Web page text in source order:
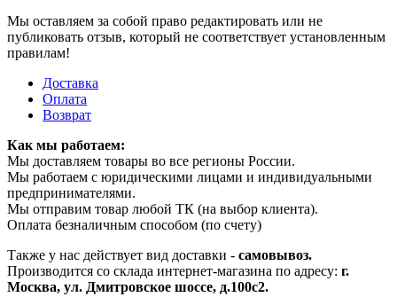
Мы оставляем за собой право редактировать или не
публиковать отзыв, который не соответствует установленным
правилам!
Доставка
Оплата
Возврат
Как мы работаем:
Мы доставляем товары во все регионы России.
Мы работаем с юридическими лицами и индивидуальными
предпринимателями.
Мы отправим товар любой ТК (на выбор клиента).
Оплата безналичным способом (по счету)
Также у нас действует вид доставки - самовывоз.
Производится со склада интернет-магазина по адресу: г.
Москва, ул. Дмитровское шоссе, д.100с2.